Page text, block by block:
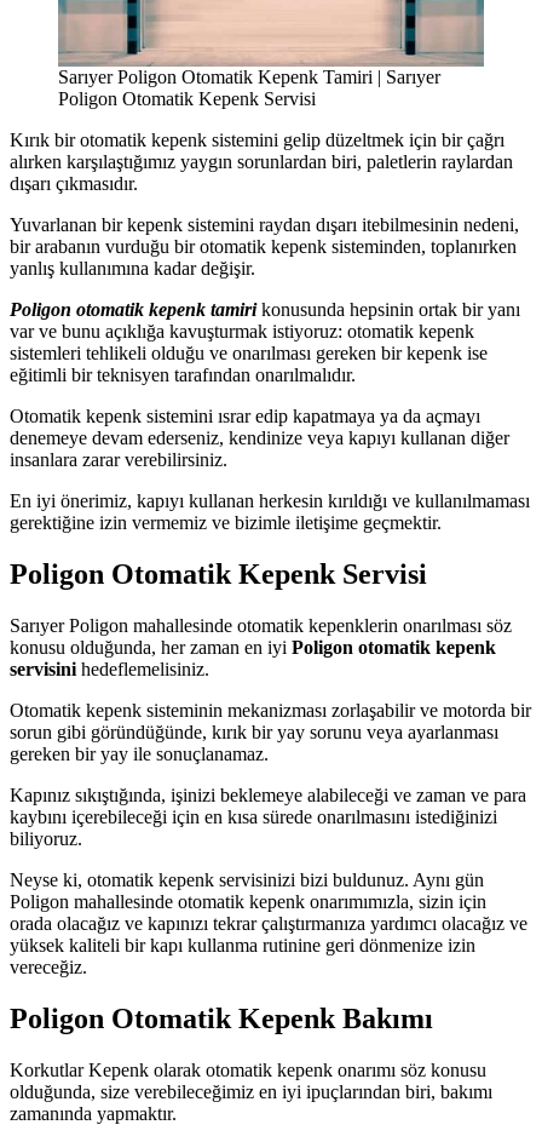
Sarıyer Poligon Otomatik Kepenk Tamiri | Sarıyer
Poligon Otomatik Kepenk Servisi
Kırık bir otomatik kepenk sistemini gelip düzeltmek için bir çağrı
alırken karşılaştığımız yaygın sorunlardan biri, paletlerin raylardan
dışarı çıkmasıdır.
Yuvarlanan bir kepenk sistemini raydan dışarı itebilmesinin nedeni,
bir arabanın vurduğu bir otomatik kepenk sisteminden, toplanırken
yanlış kullanımına kadar değişir.
Poligon otomatik kepenk tamirikonusunda hepsinin ortak bir yanı
var ve bunu açıklığa kavuşturmak istiyoruz: otomatik kepenk
sistemleri tehlikeli olduğu ve onarılması gereken bir kepenk ise
eğitimli bir teknisyen tarafından onarılmalıdır.
Otomatik kepenk sistemini ısrar edip kapatmaya ya da açmayı
denemeye devam ederseniz, kendinize veya kapıyı kullanan diğer
insanlara zarar verebilirsiniz.
En iyi önerimiz, kapıyı kullanan herkesin kırıldığı ve kullanılmaması
gerektiğine izin vermemiz ve bizimle iletişime geçmektir.
Poligon Otomatik Kepenk Servisi
Sarıyer Poligon mahallesinde otomatik kepenklerin onarılması söz
konusu olduğunda, her zaman en iyi Poligon otomatik kepenk
servisini hedeflemelisiniz.
Otomatik kepenk sisteminin mekanizması zorlaşabilir ve motorda bir
sorun gibi göründüğünde, kırık bir yay sorunu veya ayarlanması
gereken bir yay ile sonuçlanamaz.
Kapınız sıkıştığında, işinizi beklemeye alabileceği ve zaman ve para
kaybını içerebileceği için en kısa sürede onarılmasını istediğinizi
biliyoruz.
Neyse ki, otomatik kepenk servisinizi bizi buldunuz. Aynı gün
Poligon mahallesinde otomatik kepenk onarımımızla, sizin için
orada olacağız ve kapınızı tekrar çalıştırmanıza yardımcı olacağız ve
yüksek kaliteli bir kapı kullanma rutinine geri dönmenize izin
vereceğiz.
Poligon Otomatik Kepenk Bakımı
Korkutlar Kepenk olarak otomatik kepenk onarımı söz konusu
olduğunda, size verebileceğimiz en iyi ipuçlarından biri, bakımı
zamanında yapmaktır.